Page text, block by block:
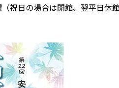
日の場合は開館、翌平日休館